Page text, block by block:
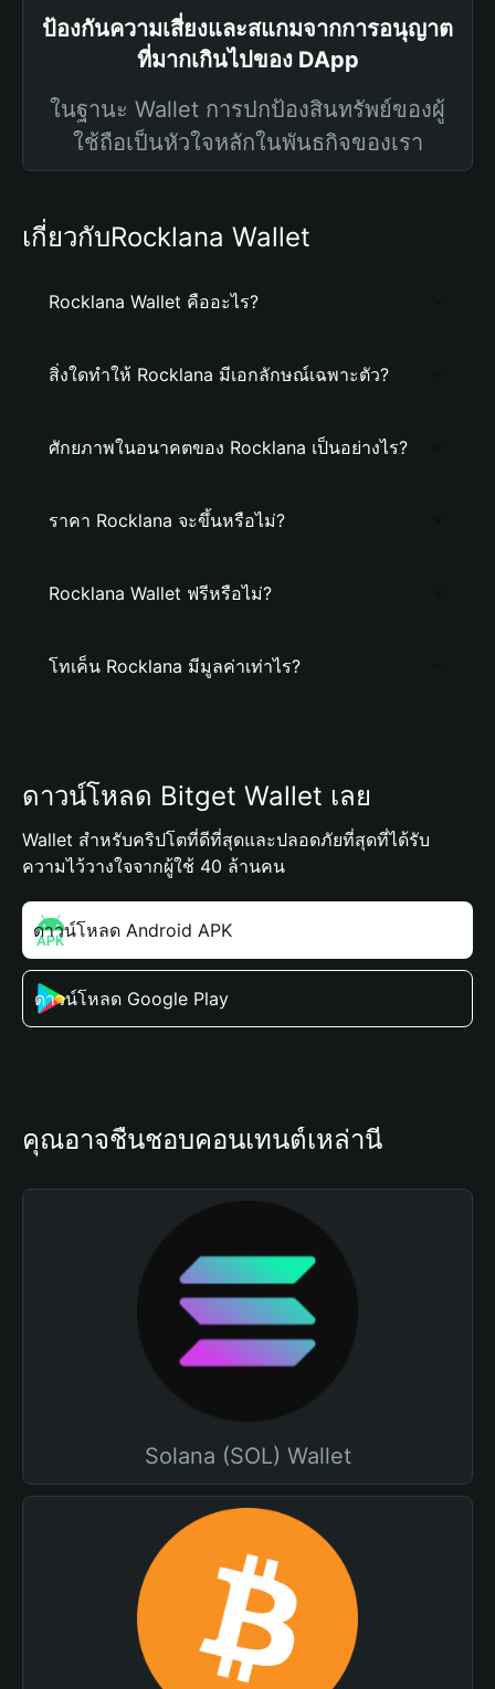
ป้องกันความเสี่ยงและสแกมจากการอนุญาต
ที่มากเกินไปของ DApp
ในฐานะ Wallet การปกป้องสินทรัพย์ของผู้
ใช้ถือเป็นหัวใจหลักในพันธกิจของเรา
เกี่ยวกับRocklana Wallet
Rocklana Wallet คืออะไร?
สิ่งใดทำให้ Rocklana มีเอกลักษณ์เฉพาะตัว?
ศักยภาพในอนาคตของ Rocklana เป็นอย่างไร?
ราคา Rocklana จะขึ้นหรือไม่?
Rocklana Wallet ฟรีหรือไม่?
โทเค็น Rocklana มีมูลค่าเท่าไร?
ดาวน์โหลด Bitget Wallet เลย
Wallet สำหรับคริปโตที่ดีที่สุดและปลอดภัยที่สุดที่ได้รับ
ความไว้วางใจจากผู้ใช้ 40 ล้านคน
ดาวน์โหลด Android APK
ดาวน์โหลด Google Play
คุณอาจชื่นชอบคอนเทนต์เหล่านี้
Solana (SOL) Wallet